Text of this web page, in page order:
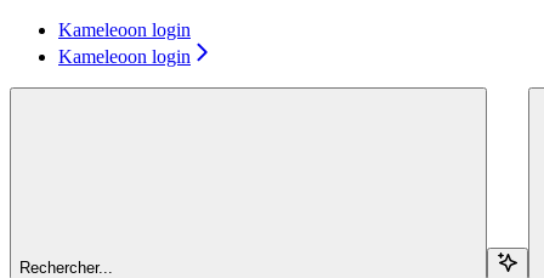
Kameleoon login
Kameleoon login
Rechercher...